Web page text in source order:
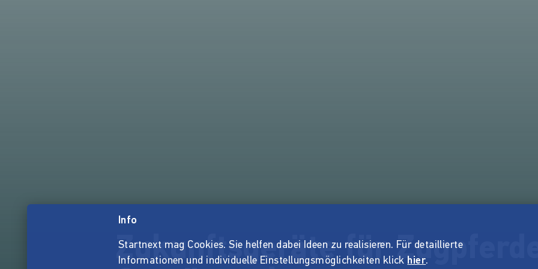
Zukunftsgeräte für
Info
Startnext mag Cookies. Sie helfen dabei Ideen zu realisieren. Für detaillierte
Informationen und individuelle Einstellungsmöglichkeiten klick hier.